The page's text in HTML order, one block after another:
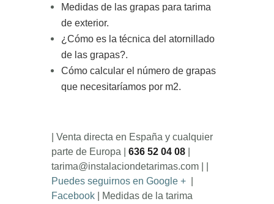
Medidas de las grapas para tarima
de exterior.
¿Cómo es la técnica del atornillado
de las grapas?.
Cómo calcular el número de grapas
que necesitaríamos por m2.
| Venta directa en España y cualquier
parte de Europa | 636 52 04 08
tarima@instalaciondetarimas.com | |
Puedes seguirnos en Google +
Facebook | Medidas de la tarima